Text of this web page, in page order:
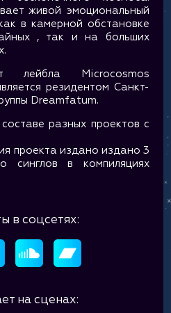
живой эмоциональный
в камерной обстановке
, так и на больших
Microсosmos
резидентом Санкт-
Dreamfatum.
разных проектов с
проекта издано издано 3
синглов в компиляциях
в соцсетях:
на сценах: